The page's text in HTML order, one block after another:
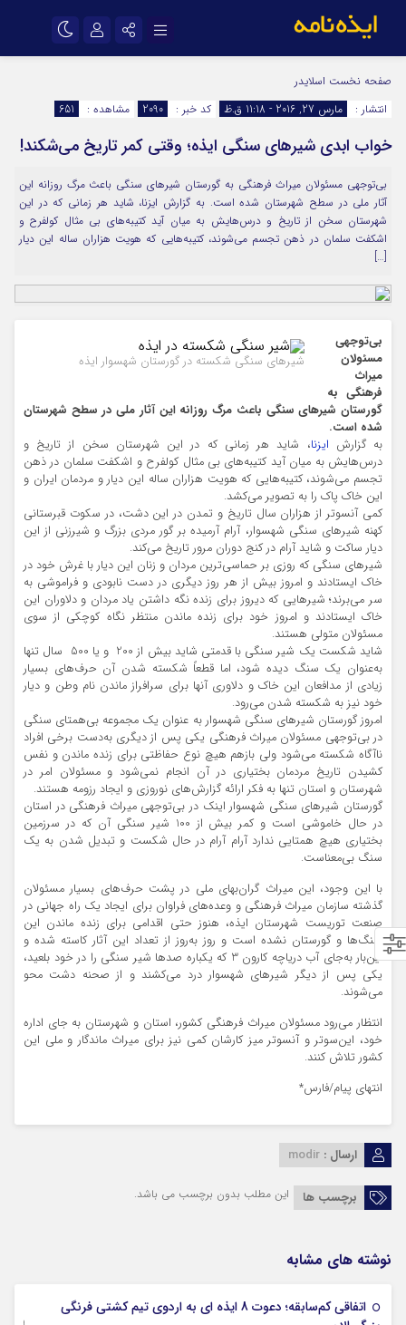
اینستاگرام
سروش
ایتا
آپارات
اپلیکیشن رمز عبور
مرا به خاطر بسپار
صفحه نخست اسلایدر
انتشار :
مارس 27, 2016 - 11:18 ق.ظ کد خبر : 2090 مشاهده : 651
خواب ابدی شیرهای سنگی ایذه؛ وقتی کمر تاریخ می‌شکند!
بی‌توجهی مسئولان میراث فرهنگی به گورستان شیرهای سنگی باعث مرگ روزانه این
آثار ملی در سطح شهرستان شده است. به گزارش ایزنا، شاید هر زمانی که در این
شهرستان سخن از تاریخ و درس‌هایش به میان آید کتیبه‌های بی مثال کولفرح و
اشکفت سلمان در ذهن تجسم می‌شوند، کتیبه‌هایی که هویت هزاران ساله این دیار
[…]
شیرهای سنگی شکسته در گورستان شهسوار ایذه
بی‌توجهی
مسئولان
میراث
فرهنگی به
گورستان شیرهای سنگی باعث مرگ روزانه این آثار ملی در سطح شهرستان
شده است.
به گزارش ایزنا، شاید هر زمانی که در این شهرستان سخن از تاریخ و
درس‌هایش به میان آید کتیبه‌های بی مثال کولفرح و اشکفت سلمان در ذهن
تجسم می‌شوند، کتیبه‌هایی که هویت هزاران ساله این دیار و مردمان ایران و
این خاک پاک را به تصویر می‌کشد.
کمی آنسوتر از هزاران سال تاریخ و تمدن در این دشت، در سکوت قبرستانی
کهنه شیرهای سنگی شهسوار، آرام آرمیده بر گور مردی بزرگ و شیرزنی از این
دیار ساکت و شاید آرام در کنج دوران مرور تاریخ می‌کند.
شیرهای سنگی که روزی بر حماسی‌ترین مردان و زنان این دیار با غرش خود در
خاک ایستادند و امروز بیش از هر روز دیگری در دست نابودی و فراموشی به
سر می‌برند؛ شیرهایی که دیروز برای زنده نگه داشتن یاد مردان و دلاوران این
خاک ایستادند و امروز خود برای زنده ماندن منتظر نگاه کوچکی از سوی
مسئولان متولی هستند.
شاید شکست یک شیر سنگی با قدمتی شاید بیش از 200 و یا 500 سال تنها
به‌عنوان یک سنگ دیده شود، اما قطعاً شکسته شدن آن حرف‌های بسیار
زیادی از مدافعان این خاک و دلاوری آنها برای سرافراز ماندن نام وطن و دیار
خود نیز به شکسته شدن می‌رود.
امروز گورستان شیرهای سنگی شهسوار به عنوان یک مجموعه بی‌همتای سنگی
در بی‌توجهی مسئولان میراث فرهنگی یکی پس از دیگری به‌دست برخی افراد
ناآگاه شکسته می‌شود ولی بازهم هیچ نوع حفاظتی برای زنده ماندن و نفس
کشیدن تاریخ مردمان بختیاری در آن انجام نمی‌شود و مسئولان امر در
شهرستان و استان تنها به فکر ارائه گزارش‌های نوروزی و ایجاد رزومه هستند.
گورستان شیرهای سنگی شهسوار اینک در بی‌توجهی میراث فرهنگی در استان
در حال خاموشی است و کمر بیش از 100 شیر سنگی آن که در سرزمین
بختیاری هیچ همتایی ندارد آرام آرام در حال شکست و تبدیل شدن به یک
سنگ بی‌معناست.
با این وجود، این میراث گران‌بهای ملی در پشت حرف‌های بسیار مسئولان
گذشته سازمان میراث فرهنگی و وعده‌های فراوان برای ایجاد یک راه جهانی در
صنعت توریست شهرستان ایذه، هنوز حتی اقدامی برای زنده ماندن این
سنگ‌ها و گورستان نشده است و روز به‌روز از تعداد این آثار کاسته شده و
این‌بار به‌جای آب دریاچه کارون 3 که یکباره صدها شیر سنگی را در خود بلعید،
یکی پس از دیگر شیرهای شهسوار درد می‌کشند و از صحنه دشت محو
می‌شوند.
انتظار می‌رود مسئولان میراث فرهنگی کشور، استان و شهرستان به جای اداره
خود، این‌سوتر و آنسوتر میز کارشان کمی نیز برای میراث ماندگار و ملی این
کشور تلاش کنند.
انتهای پیام/فارس*
ارسال : modir
برچسب ها این مطلب بدون برچسب می باشد.
نوشته های مشابه
اتفاقی کم‌سابقه؛ دعوت 8 ایذه ای به اردوی تیم کشتی فرنگی